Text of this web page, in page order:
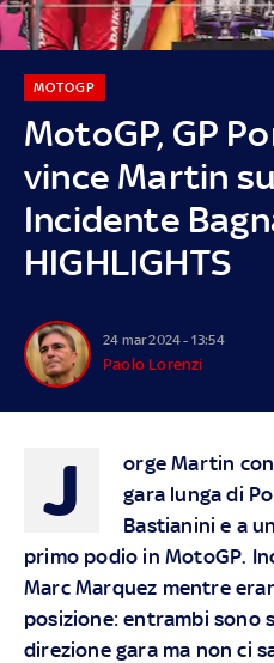
MotoGP, GP
vince Martin
Incidente
HIGHLIGHTS
MOTOGP
24 mar 2024 - 13:54
Paolo Lorenzi
J
orge Martin
gara lunga di
Bastianini e a
primo podio in MotoGP.
Marc Marquez mentre
posizione: entrambi sono
direzione gara ma non ci